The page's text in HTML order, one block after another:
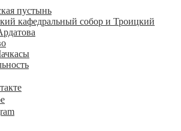
пустынь
кафедральный собор и Троицкий